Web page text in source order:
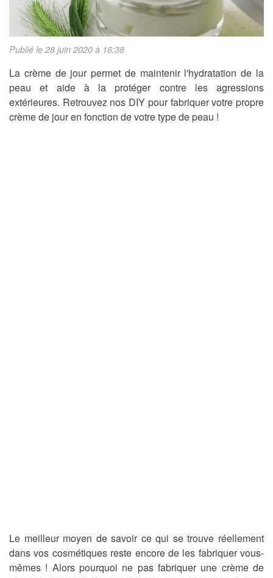
Publié le 28 juin 2020 à 16:38
La crème de jour permet de maintenir l'hydratation de la
peau et aide à la protéger contre les agressions
extérieures. Retrouvez nos DIY pour fabriquer votre propre
crème de jour en fonction de votre type de peau !
Le meilleur moyen de savoir ce qui se trouve réellement
dans vos cosmétiques reste encore de les fabriquer vous-
mêmes ! Alors pourquoi ne pas fabriquer une crème de